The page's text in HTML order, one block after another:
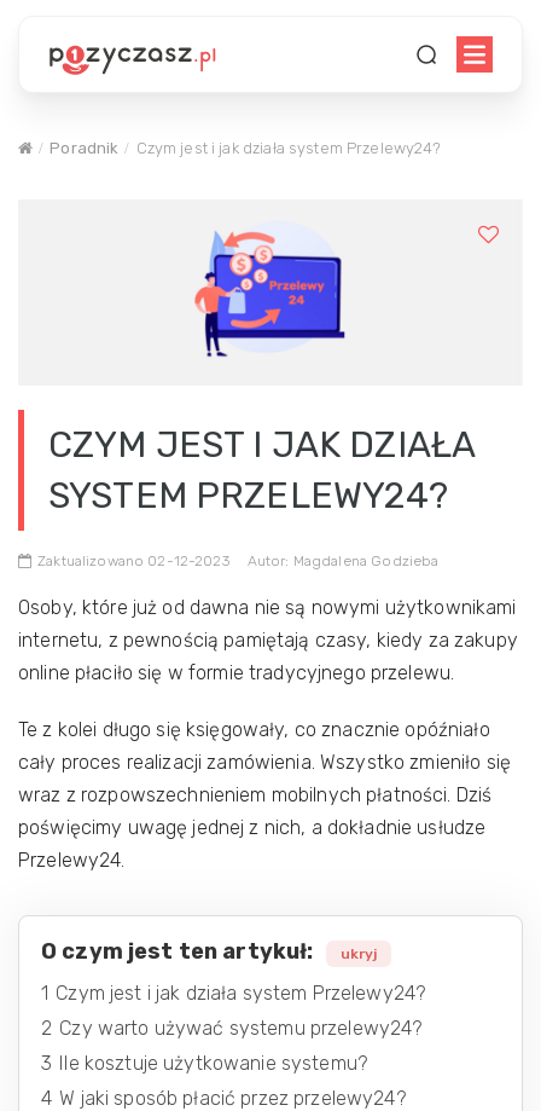
Poradnik Czym jest i jak działa system Przelewy24?
CZYM JEST I JAK DZIAŁA
SYSTEM PRZELEWY24?
Zaktualizowano 02-12-2023 Autor: Magdalena Godzieba
Osoby, które już od dawna nie są nowymi użytkownikami
internetu, z pewnością pamiętają czasy, kiedy za zakupy
online płaciło się w formie tradycyjnego przelewu.
Te z kolei długo się księgowały, co znacznie opóźniało
cały proces realizacji zamówienia. Wszystko zmieniło się
wraz z rozpowszechnieniem mobilnych płatności. Dziś
poświęcimy uwagę jednej z nich, a dokładnie usłudze
Przelewy24.
O czym jest ten artykuł: ukryj
1 Czym jest i jak działa system Przelewy24?
2 Czy warto używać systemu przelewy24?
3 Ile kosztuje użytkowanie systemu?
4 W jaki sposób płacić przez przelewy24?